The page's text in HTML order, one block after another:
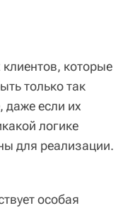
которые
только так
даже если их
логике
для реализации.
особая